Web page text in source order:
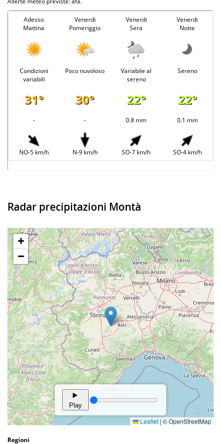
Adesso
Mattina
Venerdi
Pomeriggio
Venerdi
Sera
Venerdi
Notte
Condizioni
variabili
Poco nuvoloso
Variabile al
sereno
Sereno
31° 30° 22° 22°
- - 0.8 mm 0.1 mm
NO-5 km/h N-9 km/h SO-7 km/h SO-4 km/h
Radar precipitazioni Montà
Regioni